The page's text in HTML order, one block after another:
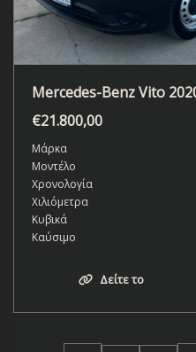
Mercedes-Benz Vito
€21.800,00
Μάρκα
Μοντέλο
Χρονολογία
Χιλιόμετρα
Κυβικά
Καύσιμο
Δείτε το